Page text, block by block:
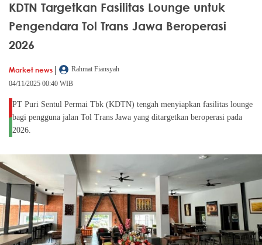
KDTN Targetkan Fasilitas Lounge untuk
Pengendara Tol Trans Jawa Beroperasi
2026
Market news |
Rahmat Fiansyah
04/11/2025 00:40 WIB
PT Puri Sentul Permai Tbk (KDTN) tengah menyiapkan fasilitas lounge
bagi pengguna jalan Tol Trans Jawa yang ditargetkan beroperasi pada
2026.